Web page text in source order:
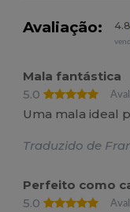
Avaliação:
Mala fantástica
5.0
Uma mala ideal
Traduzido de
Perfeito como
5.0